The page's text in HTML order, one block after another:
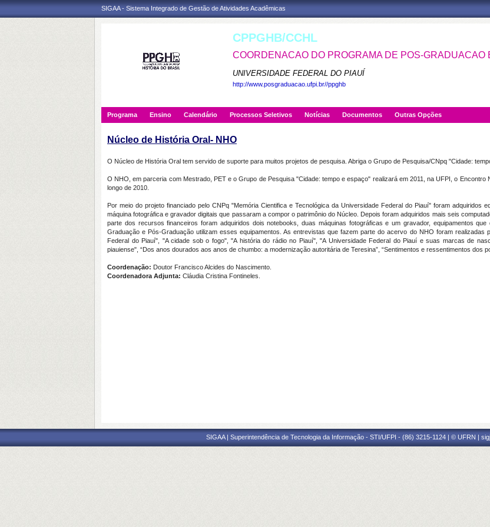
SIGAA - Sistema Integrado de Gestão de Atividades Acadêmicas
CPPGHB/CCHL
COORDENACAO DO PROGRAMA DE POS-GRADUACAO
UNIVERSIDADE FEDERAL DO PIAUÍ
http://www.posgraduacao.ufpi.br//ppghb
Programa Ensino Calendário Processos Seletivos Notícias Documentos Outras Opções
Núcleo de História Oral- NHO
O Núcleo de História Oral tem servido de suporte para muitos projetos de pesquisa. Abriga o Grupo de Pesquisa/CNpq "Cidade:
O NHO, em parceria com Mestrado, PET e o Grupo de Pesquisa "Cidade: tempo e espaço" realizará em 2011, na UFPI, o
longo de 2010.
Por meio do projeto financiado pelo CNPq "Memória Cientifica e Tecnológica da Universidade Federal do Piauí" foram adquiridos
máquina fotográfica e gravador digitais que passaram a compor o patrimônio do Núcleo. Depois foram adquiridos mais seis
parte dos recursos financeiros foram adquiridos dois notebooks, duas máquinas fotográficas e um gravador, equipamentos
Graduação e Pós-Graduação utilizam esses equipamentos. As entrevistas que fazem parte do acervo do NHO foram realizadas
Federal do Piauí", "A cidade sob o fogo", "A história do rádio no Piauí", "A Universidade Federal do Piauí e suas marcas de
piauiense", “Dos anos dourados aos anos de chumbo: a modernização autoritária de Teresina”, “Sentimentos e ressentimentos dos
Coordenação: Doutor Francisco Alcides do Nascimento.
Coordenadora Adjunta: Cláudia Cristina Fontineles.
SIGAA | Superintendência de Tecnologia da Informação - STI/UFPI - (86) 3215-1124 | © UFRN |